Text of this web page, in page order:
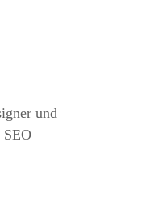
und
SEO